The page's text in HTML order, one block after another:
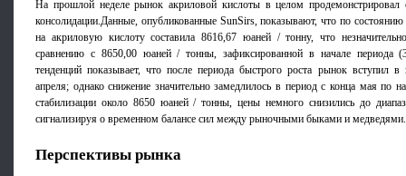
На прошлой неделе рынок акриловой кислоты в целом продемонстрировал
консолидации.Данные, опубликованные SunSirs, показывают, что по
на акриловую кислоту составила 8616,67 юаней / тонну, что
сравнению с 8650,00 юаней / тонны, зафиксированной в начале периода
тенденций показывает, что после периода быстрого роста рынок вступил в
апреля; однако снижение значительно замедлилось в период с конца мая по
стабилизации около 8650 юаней / тонны, цены немного снизились до
сигнализируя о временном балансе сил между рыночными быками и медведями.
Перспективы рынка